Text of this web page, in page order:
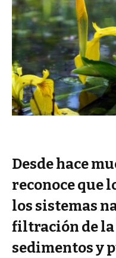
Desde hace
reconoce que
los sistemas
filtración de la
sedimentos y